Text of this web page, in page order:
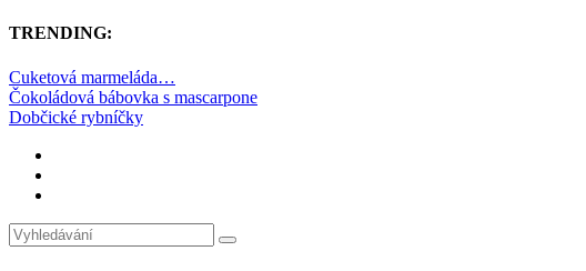
TRENDING:
Cuketová marmeláda…
Čokoládová bábovka s mascarpone
Dobčické rybníčky